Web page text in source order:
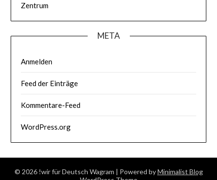
Zentrum
META
Anmelden
Feed der Einträge
Kommentare-Feed
WordPress.org
© 2026 !wir für Deutsch Wagram | Powered byMinimalist Blog